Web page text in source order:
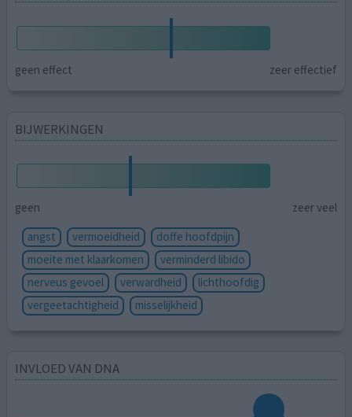
geen effect zeer effectief
BIJWERKINGEN
geen
zeer veel
angst
vermoeidheid
doffe hoofdpijn
moeite met klaarkomen
verminderd libido
nerveus gevoel
verwardheid
lichthoofdig
vergeetachtigheid
misselijkheid
INVLOED VAN DNA